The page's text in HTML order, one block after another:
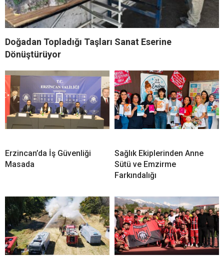
Doğadan Topladığı Taşları Sanat Eserine
Dönüştürüyor
Erzincan’da İş Güvenliği
Masada
Sağlık Ekiplerinden Anne
Sütü ve Emzirme
Farkındalığı